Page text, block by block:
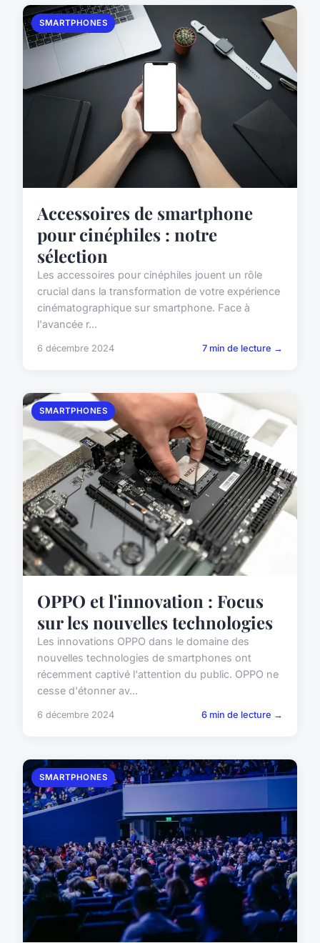
SMARTPHONES
Accessoires de smartphone
pour cinéphiles : notre
sélection
Les accessoires pour cinéphiles jouent un rôle
crucial dans la transformation de votre expérience
cinématographique sur smartphone. Face à
l'avancée r...
6 décembre 2024 7 min de lecture →
SMARTPHONES
OPPO et l'innovation : Focus
sur les nouvelles technologies
Les innovations OPPO dans le domaine des
nouvelles technologies de smartphones ont
récemment captivé l'attention du public. OPPO ne
cesse d'étonner av...
6 décembre 2024 6 min de lecture →
SMARTPHONES